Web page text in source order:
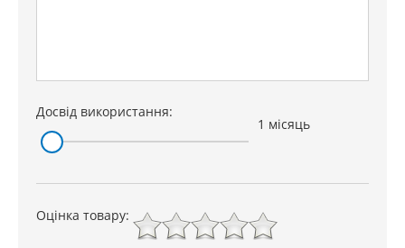
швидкий розігрів",
Гарантія
Досвід використання:
1 місяць
Оцінка товару: